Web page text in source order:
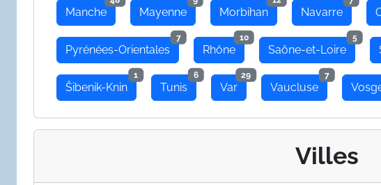
Manche Mayenne Morbihan Navarre
Pyrénées-Orientales
7
Rhône
10
Saône-et-Loire
5
Šibenik-Knin
1
Tunis
6
Var
29
Vaucluse
7
Villes